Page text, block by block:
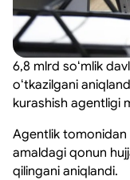
6,8 mlrd soʻmlik
oʻtkazilgani
kurashish agentligi
Agentlik tomonidan
amaldagi qonun
qilingani aniqlandi.